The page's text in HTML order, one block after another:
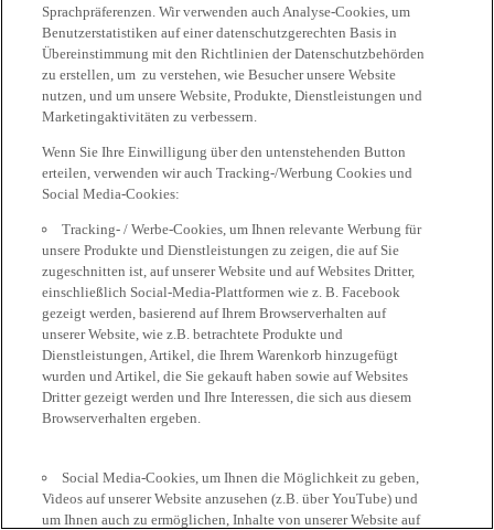
Sprachpräferenzen. Wir verwenden auch Analyse-Cookies, um
Benutzerstatistiken auf einer datenschutzgerechten Basis in
Übereinstimmung mit den Richtlinien der Datenschutzbehörden
zu erstellen, um zu verstehen, wie Besucher unsere Website
nutzen, und um unsere Website, Produkte, Dienstleistungen und
Marketingaktivitäten zu verbessern.
Wenn Sie Ihre Einwilligung über den untenstehenden Button
erteilen, verwenden wir auch Tracking-/Werbung Cookies und
Social Media-Cookies:
Tracking- / Werbe-Cookies, um Ihnen relevante Werbung für
unsere Produkte und Dienstleistungen zu zeigen, die auf Sie
zugeschnitten ist, auf unserer Website und auf Websites Dritter,
einschließlich Social-Media-Plattformen wie z. B. Facebook
gezeigt werden, basierend auf Ihrem Browserverhalten auf
unserer Website, wie z.B. betrachtete Produkte und
Dienstleistungen, Artikel, die Ihrem Warenkorb hinzugefügt
wurden und Artikel, die Sie gekauft haben sowie auf Websites
Dritter gezeigt werden und Ihre Interessen, die sich aus diesem
Browserverhalten ergeben.
Social Media-Cookies, um Ihnen die Möglichkeit zu geben,
Videos auf unserer Website anzusehen (z.B. über YouTube) und
um Ihnen auch zu ermöglichen, Inhalte von unserer Website auf